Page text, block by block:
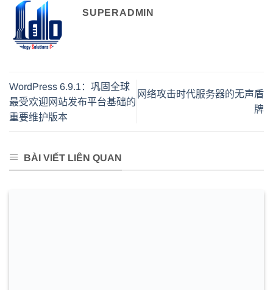
SUPERADMIN
WordPress 6.9.1：巩固全球
最受欢迎网站发布平台基础的
重要维护版本
网络攻击时代服务器的无声盾
牌
BÀI VIẾT LIÊN QUAN